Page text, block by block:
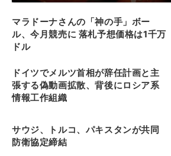
マラドーナさんの「神の手」ボー
ル、今月競売に 落札予想価格は1千万
ドル
ドイツでメルツ首相が辞任計画と主
張する偽動画拡散、背後にロシア系
情報工作組織
サウジ、トルコ、パキスタンが共同
防衛協定締結